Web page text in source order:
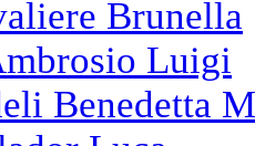
Brunella
Luigi
Benedetta